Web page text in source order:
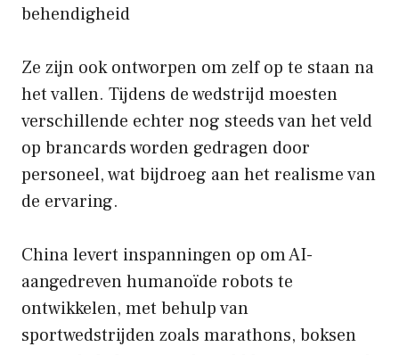
behendigheid
Ze zijn ook ontworpen om zelf op te staan ​​na
het vallen. Tijdens de wedstrijd moesten
verschillende echter nog steeds van het veld
op brancards worden gedragen door
personeel, wat bijdroeg aan het realisme van
de ervaring.
China levert inspanningen op om AI-
aangedreven humanoïde robots te
ontwikkelen, met behulp van
sportwedstrijden zoals marathons, boksen